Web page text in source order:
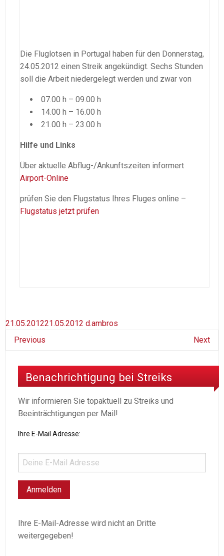
Die Fluglotsen in Portugal haben für den Donnerstag,
24.05.2012 einen Streik angekündigt. Sechs Stunden
soll die Arbeit niedergelegt werden und zwar von
07.00 h – 09.00 h
14.00 h – 16.00 h
21.00 h – 23.00 h
Hilfe und Links
Über aktuelle Abflug-/Ankunftszeiten informert
Airport-Online
prüfen Sie den Flugstatus Ihres Fluges online –
Flugstatus jetzt prüfen
21.05.201221.05.2012 d.ambros
Previous
Next
Benachrichtigung bei Streiks
Wir informieren Sie topaktuell zu Streiks und
Beeinträchtigungen per Mail!
Ihre E-Mail Adresse:
Ihre E-Mail-Adresse wird nicht an Dritte
weitergegeben!